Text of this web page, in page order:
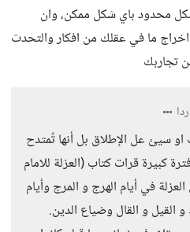
محدود باي شكل ممكن، وان
ما في عقلك من افكار والتحدث
تجاربك
سيئ عل الإطلاق بل أنها تًمتدح
كبيرة قرات كتاب (العزلة للامام
في أيام الهرج و المرج وأيام
القيل و القال وضياع الدين.